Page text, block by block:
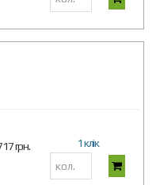
грн. 1 клік